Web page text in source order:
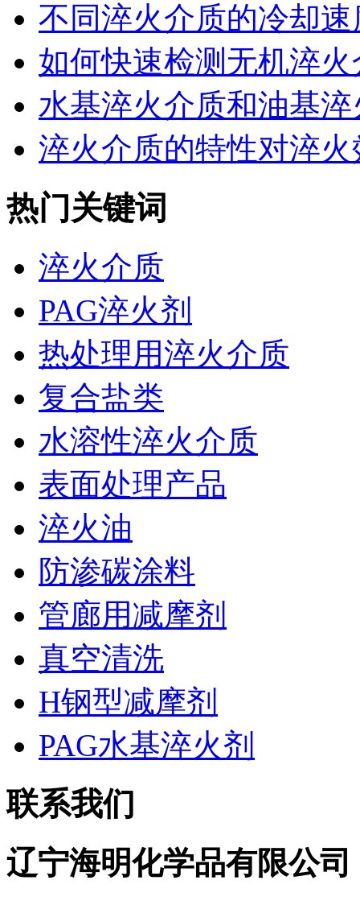
不同淬火介质的冷却速
如何快速检测无机淬火
水基淬火介质和油基淬
淬火介质的特性对淬火
热门关键词
淬火介质
PAG淬火剂
热处理用淬火介质
复合盐类
水溶性淬火介质
表面处理产品
淬火油
防渗碳涂料
管廊用减摩剂
真空清洗
H钢型减摩剂
PAG水基淬火剂
联系我们
辽宁海明化学品有限公司